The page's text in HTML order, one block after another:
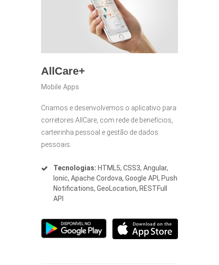
AllCare+
Mobile Apps
Criamos e desenvolvemos o aplicativo para
corretores AllCare, com rede de benefícios,
carteirinha pessoal e gestão de dados
pessoais.
Tecnologias: HTML5, CSS3, Angular,
Ionic, Apache Cordova, Google API, Push
Notifications, GeoLocation, RESTFull
API